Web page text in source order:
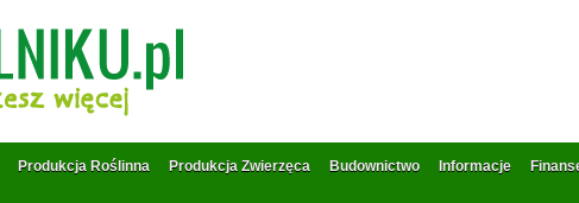
Produkcja Roślinna Produkcja Zwierzęca Budownictwo Informacje